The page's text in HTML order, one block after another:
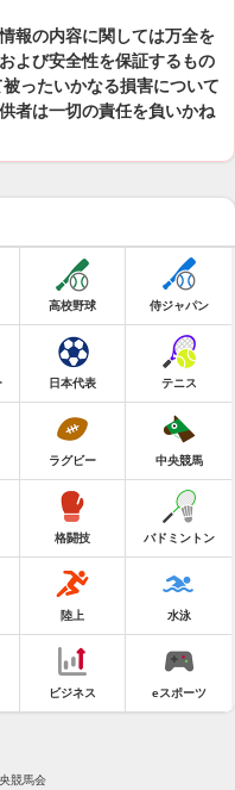
報の内容に関しては万全を
よび安全性を保証するもの
ったいかなる損害について
者は一切の責任を負いかね
高校野球 侍ジャパン
日本代表 テニス
ラグビー 中央競馬
格闘技 バドミントン
陸上 水泳
ビジネス eスポーツ
競馬会